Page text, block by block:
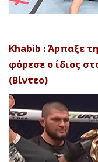
Khabib : Άρπαξε
φόρεσε ο ίδιος
(Βίντεο)